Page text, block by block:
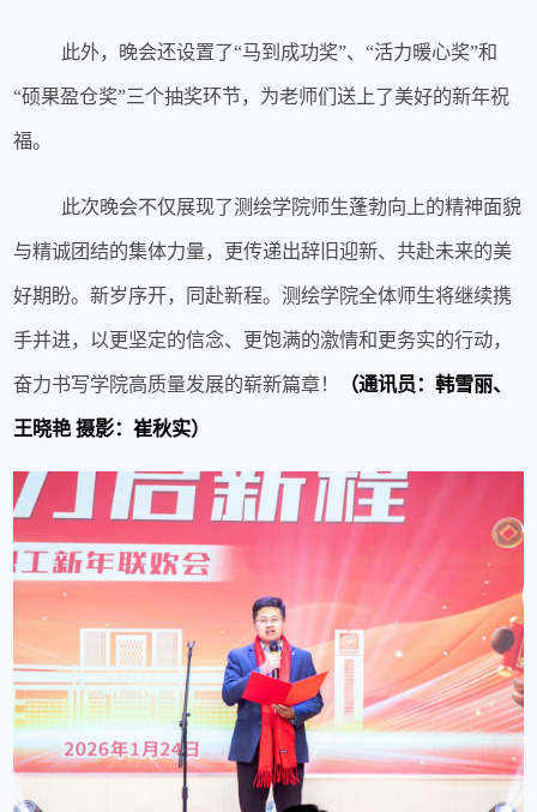
此外，晚会还设置了“马到成功奖”、 “活力暖心奖”和
“硕果盈仓奖”三个抽奖环节，为老师们送上了美好的新年祝
福。
此次晚会不仅展现了测绘学院师生蓬勃向上的精神面貌
与精诚团结的集体力量，更传递出辞旧迎新、共赴未来的美
好期盼。新岁序开，同赴新程。测绘学院全体师生将继续携
手并进，以更坚定的信念、更饱满的激情和更务实的行动，
奋力书写学院高质量发展的崭新篇章！ （通讯员：韩雪丽、
王晓艳 摄影：崔秋实）